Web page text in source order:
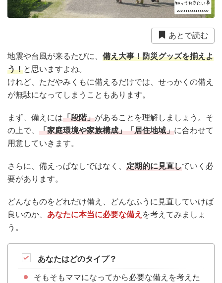
衛生用品 被災中 豪雨 赤ちゃん 避難前
防災グッズ
防災ポーチ 防災学習 非常持出袋 非常食
食事
あとで読む
地震や台風が来るたびに、 備え大事！防災グッズを揃えよ
う！と思いますよね。
けれど、ただやみくもに備えるだけでは、せっかくの備え
が無駄になってしまうこともあります。
まず、備えには「段階」があることを理解しましょう。そ
の上で、 「家庭環境や家族構成」「居住地域」に合わせて
用意していきます。
さらに、備えっぱなしではなく、 定期的に見直していく必
要があります。
どんなものをどれだけ備え、どんなふうに見直していけば
良いのか、 あなたに本当に必要な備え を考えてみましょ
う。
あなたはどのタイプ？
そもそもママになってから必要な備えを考えた